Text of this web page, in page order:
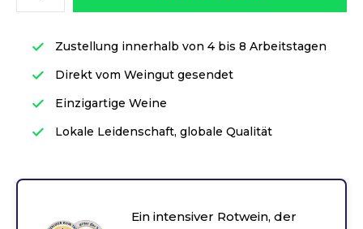
Zustellung innerhalb von 4 bis 8 Arbeitstagen
Direkt vom Weingut gesendet
Einzigartige Weine
Lokale Leidenschaft, globale Qualität
Ein intensiver Rotwein, der